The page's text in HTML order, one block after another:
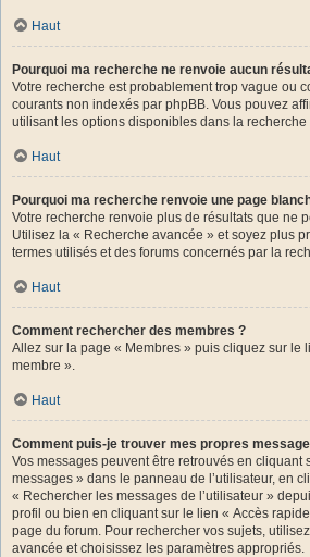
Haut
Pourquoi ma recherche ne renvoie aucun
Votre recherche est probablement trop vague ou
courants non indexés par phpBB. Vous pouvez
utilisant les options disponibles dans la recherche
Haut
Pourquoi ma recherche renvoie une page
Votre recherche renvoie plus de résultats que ne
Utilisez la « Recherche avancée » et soyez plus
termes utilisés et des forums concernés par la
Haut
Comment rechercher des membres ?
Allez sur la page « Membres » puis cliquez sur le
membre ».
Haut
Comment puis-je trouver mes propres
Vos messages peuvent être retrouvés en cliquant
messages » dans le panneau de l’utilisateur, en
« Rechercher les messages de l’utilisateur »
profil ou bien en cliquant sur le lien « Accès
page du forum. Pour rechercher vos sujets,
avancée et choisissez les paramètres appropriés.